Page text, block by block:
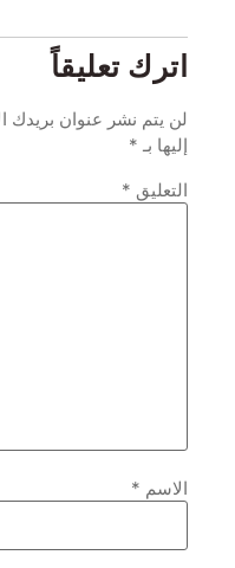
اترك تعليقاً
لن يتم نشر عنوان بريدك
إليها بـ *
التعليق *
الاسم *